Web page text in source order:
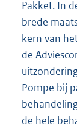
Pakket. In
brede
kern van
de
Pompe bij
de hele